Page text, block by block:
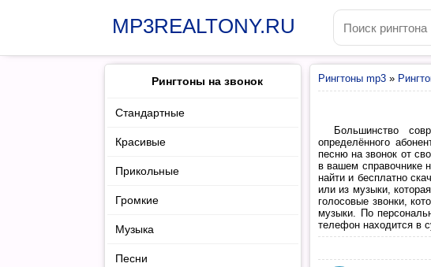
MP3REALTONY.RU
Рингтоны mp3 »
Большинство
определённого
песню на звонок от
в вашем справочнике
найти и бесплатно
или из музыки,
голосовые звонки,
музыки. По
телефон находится в
Рингтоны на звонок
Стандартные
Красивые
Прикольные
Громкие
Музыка
Песни